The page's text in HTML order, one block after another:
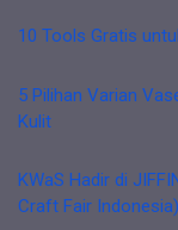
10 Tools Gratis
5 Pilihan Varian
Kulit
KWaS Hadir di
Craft Fair Indonesia)